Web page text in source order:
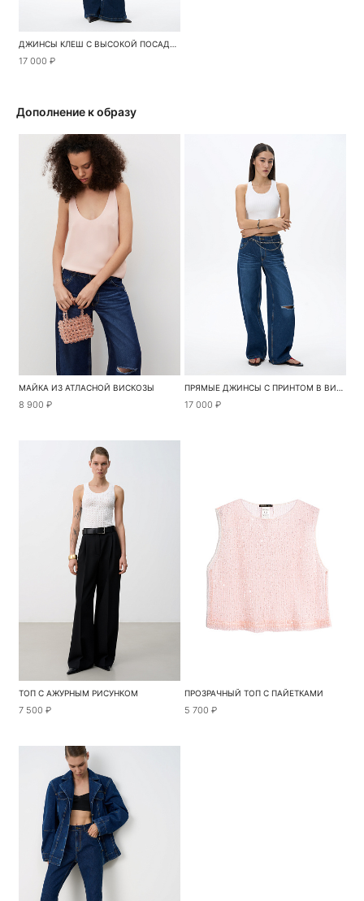
ДЖИНСЫ КЛЕШ С ВЫСОКОЙ ПОСАДКОЙ
17 000 ₽
Дополнение к образу
МАЙКА ИЗ АТЛАСНОЙ ВИСКОЗЫ
8 900 ₽
ПРЯМЫЕ ДЖИНСЫ С ПРИНТОМ В ВИДЕ СЕРДЕЧЕК
17 000 ₽
ТОП С АЖУРНЫМ РИСУНКОМ
7 500 ₽
ПРОЗРАЧНЫЙ ТОП С ПАЙЕТКАМИ
5 700 ₽